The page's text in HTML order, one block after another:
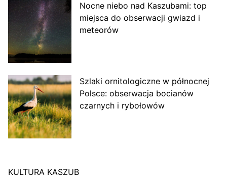
Nocne niebo nad Kaszubami: top
miejsca do obserwacji gwiazd i
meteorów
Szlaki ornitologiczne w północnej
Polsce: obserwacja bocianów
czarnych i rybołowów
KULTURA KASZUB